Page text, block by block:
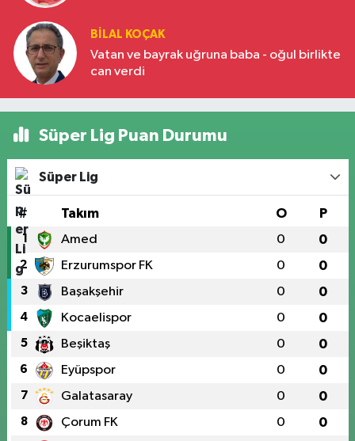
BILAL KOÇAK
Vatan ve bayrak uğruna baba - oğul birlikte
can verdi
Süper Lig Puan Durumu
Süper Lig
# Takım O P
1 Amed 0 0
2 Erzurumspor FK 0 0
3 Başakşehir 0 0
4 Kocaelispor 0 0
5 Beşiktaş 0 0
6 Eyüpspor 0 0
7 Galatasaray 0 0
8 Çorum FK 0 0